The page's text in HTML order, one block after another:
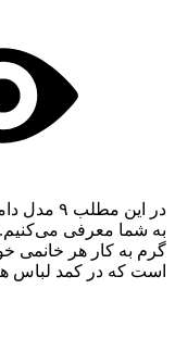
در این
به شما معرفی می‌کنیم.
گرم به کار هر خانمی
است که در کمد لباس